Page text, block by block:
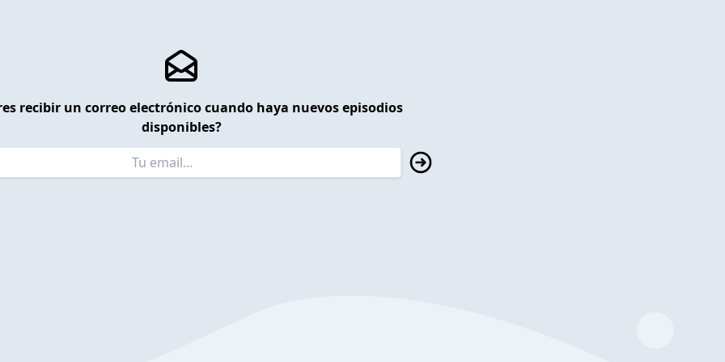
recibir un correo electrónico cuando haya nuevos episodios
disponibles?